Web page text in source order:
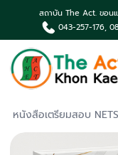
สถาบัน The Act. ขอน
043-257-176,
หน้าแรก
เกี่ยวกับเรา
หนังสือเตรียมสอบ